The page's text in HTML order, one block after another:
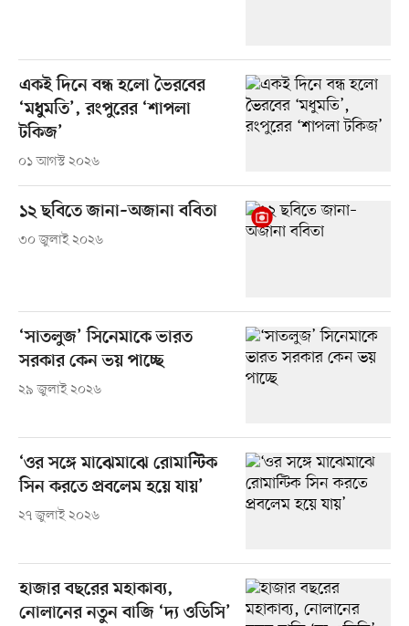
একই দিনে বন্ধ হলো ভৈরবের
‘মধুমতি’, রংপুরের ‘শাপলা
টকিজ’
০১ আগস্ট ২০২৬
১২ ছবিতে জানা–অজানা ববিতা
৩০ জুলাই ২০২৬
‘সাতলুজ’ সিনেমাকে ভারত
সরকার কেন ভয় পাচ্ছে
২৯ জুলাই ২০২৬
‘ওর সঙ্গে মাঝেমাঝে রোমান্টিক
সিন করতে প্রবলেম হয়ে যায়’
২৭ জুলাই ২০২৬
হাজার বছরের মহাকাব্য,
নোলানের নতুন বাজি ‘দ্য ওডিসি’